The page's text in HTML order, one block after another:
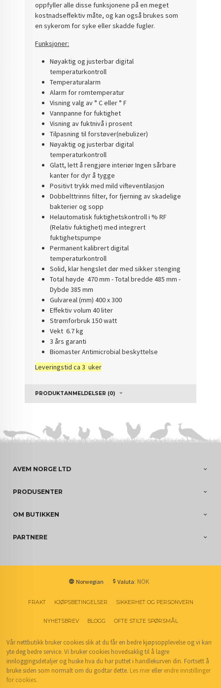
oppfyller alle disse funksjonene på en meget
kostnadseffektiv måte, og kan også brukes som
en sykerom for syke eller skadde fugler.
Funksjoner:
Nøyaktig og justerbar digital
temperaturkontroll
Temperaturalarm
Alarm for romtemperatur
Visning valg av ° C eller ° F
Vannpanne for fuktighet
Visning av fuktnivå i prosent
Tilpasning til forstøver(nebulizer)
Nøyaktig og justerbar digital
temperaturkontroll
Glatt, lett å rengjøre interiør Ingen sårbare
kanter for dyr å tygge
Positivt trykk med mild vifteventilasjon
Dobbelttrinns filter, for fjerning av skadelige
bakterier og sopp
Helautomatisk fuktighetskontroll i % RF
(Relativ fuktighet) med integrert
fuktighetspumpe
Permanent kalibrert digital
temperaturkontroll
Solid, klar hengslet dør med sikker stenging
Total høyde 470 mm - Total bredde 485 mm -
Dybde 385 mm
Gulvareal (mm) 400 x 300
Effektiv volum 40 liter
Strømforbruk 150 watt
Vekt 6.7 kg
3 års garanti
Biomaster Antimicrobial beskyttelse
Leveringstid ca 3 uker
PRODUKTANMELDELSER (0)
AVEM NORGE LTD
PRODUSENTER
OM BUTIKKEN
PARTNERE
Norwegian Valuta: NOK
FRAKT KJØPSBETINGELSER SIKKERHET OG PERSONVERN
NYHETSBREV BLOGG OFTE STILTE SPØRSMÅL
Vår nettbutikk bruker cookies slik at du får en bedre kjøpsopplevelse og vi kan
yte deg bedre service. Vi bruker cookies hovedsaklig til å lagre
innloggingsdetaljer og huske hva du har puttet i handlekurven din. Fortsett å
bruke siden som normalt om du godtar dette. Les merellerendre innstillinger
for cookies.